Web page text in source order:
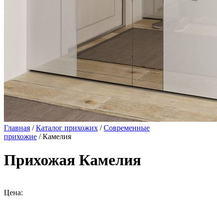
Главная /Каталог прихожих /Современные
прихожие / Камелия
Прихожая Камелия
Цена: